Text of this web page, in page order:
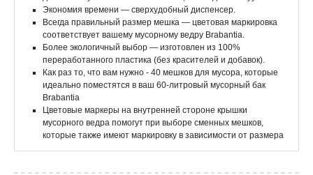
Экономия времени — сверхудобный диспенсер.
Всегда правильный размер мешка — цветовая маркировка
соответствует вашему мусорному ведру Brabantia.
Более экологичный выбор — изготовлен из 100%
переработанного пластика (без красителей и добавок).
Как раз то, что вам нужно - 40 мешков для мусора, которые
идеально поместятся в ваш 60-литровый мусорный бак
Brabantia
Цветовые маркеры на внутренней стороне крышки
мусорного ведра помогут при выборе сменных мешков,
которые также имеют маркировку в зависимости от размера